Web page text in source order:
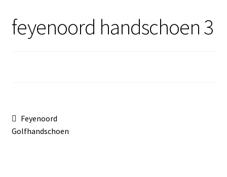
Sale
feyenoord handschoen 3
Bericht
navigatie
Vorig
bericht:
Feyenoord
Golfhandschoen